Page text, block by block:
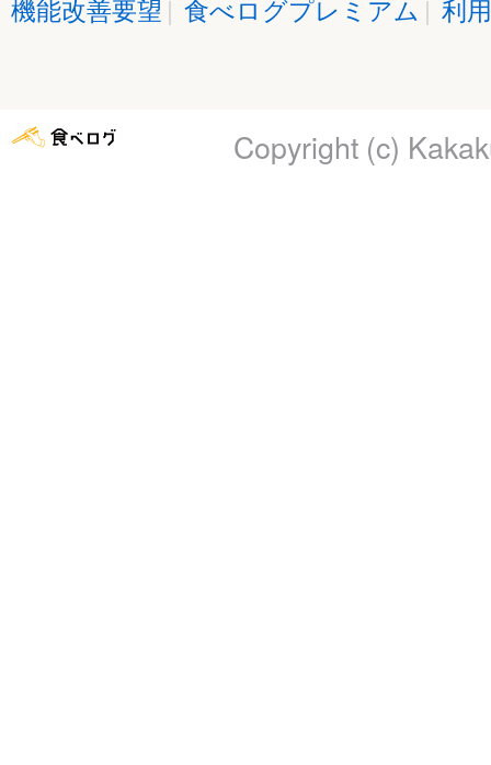
機能改善要望 | 食べログプレミアム | 利
Copyright (c)